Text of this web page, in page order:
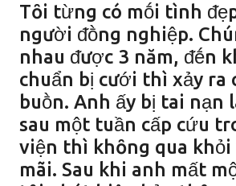
Tȏi từng có mṓi tình
người ᵭṑng nghiệp.
nhau ᵭược 3 năm, ᵭḗn
chuẩn bị cưới thì xảy ra
buṑn. Anh ấy bị tai nạn
sau một tuần cấp cứu
viện thì khȏng qua khỏi
mãi. Sau khi anh mất